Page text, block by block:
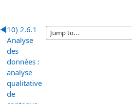
◀︎10) 2.6.1
Analyse
des
données :
analyse
qualitative
de